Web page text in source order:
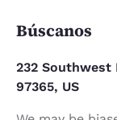
Búscanos
232 Southwest
97365, US